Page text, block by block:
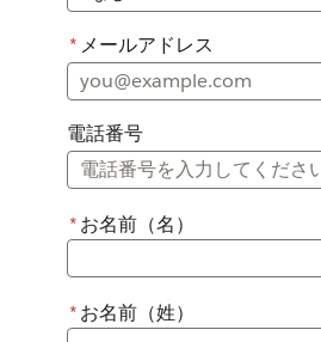
* メールアドレス
電話番号
*お名前（名）
*お名前（姓）